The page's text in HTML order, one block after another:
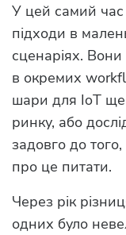
У цей самий час
підходи в
сценаріях. Вони
в окремих
шари для IoT ще
ринку, або
задовго до
про це питати.
Через рік
одних було